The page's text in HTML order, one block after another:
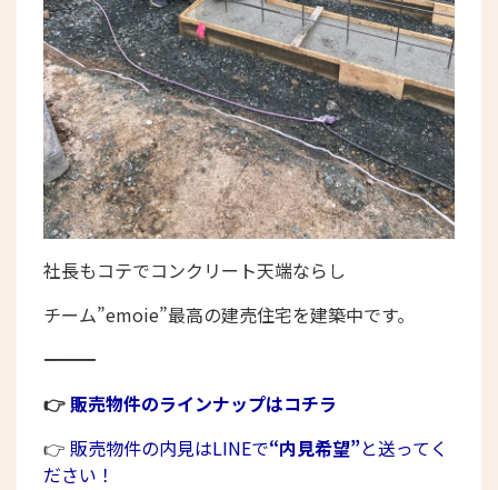
社長もコテでコンクリート天端ならし
チーム”emoie”最高の建売住宅を建築中です。
――――――――――――――――――――――
👉 販売物件のラインナップはコチラ
👉 販売物件の内見はLINEで“内見希望”と送ってく
ださい！